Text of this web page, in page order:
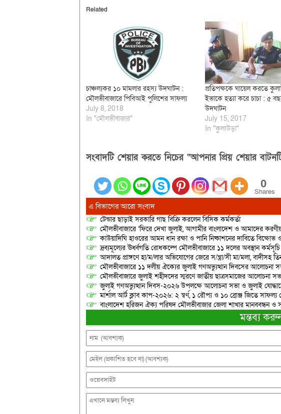
Related
চাঞ্চল্যকর ১০ মামলার রহস্য উদঘাটন :
মৌলভীবাজারে পিবিআই পুলিশের সাফল্য
July 8, 2018
In "মৌলভীবাজার"
প্রতিপক্ষকে ঘায়েল করতে
ইভাকে হত্যা করে চাচা : ৫
উদঘাটন
July 15, 2017
In "কুলাউড়া"
সংবাদটি শেয়ার করতে নিচের “আপনার প্রিয় শেয়ার
0
Shares
এ বিভাগের আরো সংবাদ
টেন্ডার ছাড়াই সরকারি গাছ বিক্রি করলেন বিসিক কর্মকর্তা
মৌলভীবাজারে ‘ফিরে দেখা জুলাই, আগামীর বাংলাদেশ ও আমাদের
কাউয়াদিঘি হাওরের আমন ধান রক্ষা ও পানি নিষ্কাশনের দাবিতে বিক্ষোভ
দ্রব্যমূল্যের ঊর্ধ্বগতি রোধকল্পে মৌলভীবাজারে ১১ দলের অবস্থান
আদালত প্রাঙ্গণে হা/ম/লার অভিযোগের জেরে স/ন্ত্রা/সী মা/মলা,
মৌলভীবাজারে ১১ দলীয় ঐক্যের জুলাই গণঅভ্যুত্থান দিবসের আলোচনা
মৌলভীবাজারে জুলাই শহীদদের স্মরণে জাতীয় ছাত্রসমাজের আলোচনা
জুলাই গণঅভ্যুত্থান দিবস-২০২৬ উপলক্ষে আলোচনা সভা ও জুলাই
মার্শাল আর্ট ক্লাব কাপ-২০২৬: ২ স্বর্ণ, ১ রৌপ্য ও ১০ ব্রোঞ্জ জিতে সাফল্য
বাংলাদেশ হরিজন ঐক্য পরিষদ মৌলভীবাজার জেলা শাখার মানববন্ধন ও
মন্তব্য